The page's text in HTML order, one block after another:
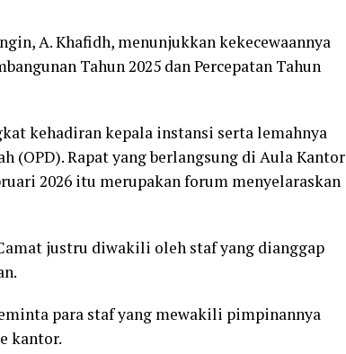
A. Khafidh, menunjukkan kekecewaannya
Tahun 2025 dan Percepatan Tahun
kehadiran kepala instansi serta lemahnya
(OPD). Rapat yang berlangsung di Aula Kantor
2026 itu merupakan forum menyelaraskan
justru diwakili oleh staf yang dianggap
para staf yang mewakili pimpinannya
kantor.